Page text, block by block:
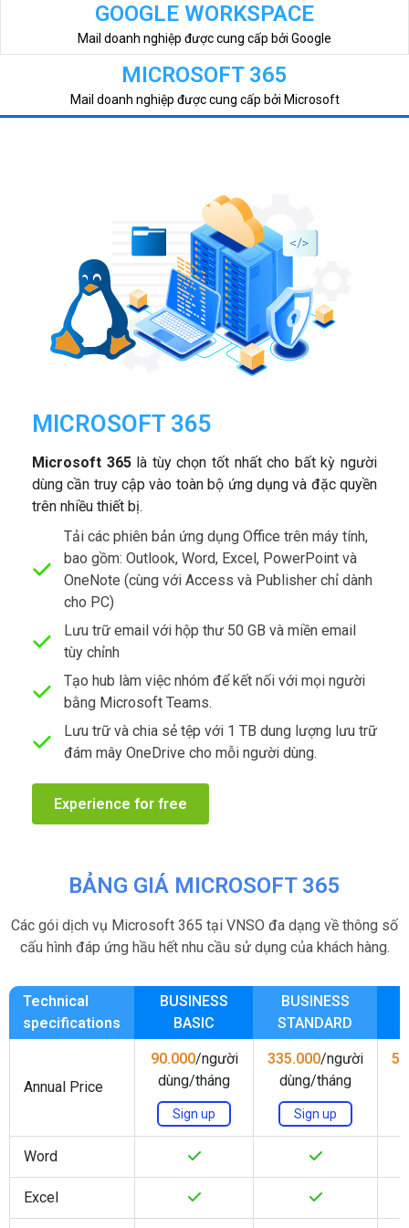
GOOGLE WORKSPACE
Mail doanh nghiệp được cung cấp bởi Google
MICROSOFT 365
Mail doanh nghiệp được cung cấp bởi Microsoft
MICROSOFT 365
Microsoft 365 là tùy chọn tốt nhất cho bất kỳ người
dùng cần truy cập vào toàn bộ ứng dụng và đặc quyền
trên nhiều thiết bị.
Tải các phiên bản ứng dụng Office trên máy tính,
bao gồm: Outlook, Word, Excel, PowerPoint và
OneNote (cùng với Access và Publisher chỉ dành
cho PC)
Lưu trữ email với hộp thư 50 GB và miền email
tùy chỉnh
Tạo hub làm việc nhóm để kết nối với mọi người
bằng Microsoft Teams.
Lưu trữ và chia sẻ tệp với 1 TB dung lượng lưu trữ
đám mây OneDrive cho mỗi người dùng.
Experience for free
BẢNG GIÁ MICROSOFT 365
Các gói dịch vụ Microsoft 365 tại VNSO đa dạng về thông số
cấu hình đáp ứng hầu hết nhu cầu sử dụng của khách hàng.
Technical
specifications
BUSINESS
BASIC
BUSINESS
STANDARD
Annual Price
90.000/người
dùng/tháng
Sign up
335.000/người
dùng/tháng
Sign up
Word
Excel